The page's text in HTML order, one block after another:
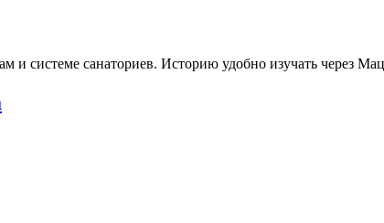
и системе санаториев. Историю удобно изучать через